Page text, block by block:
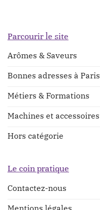
Parcourir le site
Arômes & Saveurs
Bonnes adresses à Paris
Métiers & Formations
Machines et accessoires
Hors catégorie
Le coin pratique
Contactez-nous
Mentions légales